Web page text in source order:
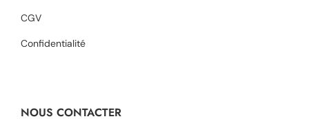
CGV
Confidentialité
NOUS CONTACTER